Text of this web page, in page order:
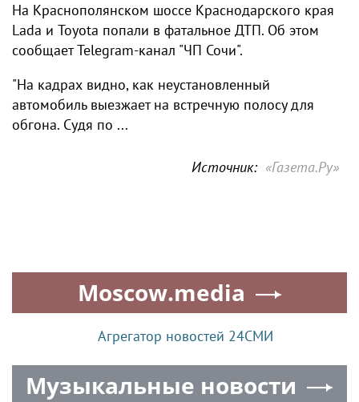
На Краснополянском шоссе Краснодарского края
Lada и Toyota попали в фатальное ДТП. Об этом
сообщает Telegram-канал "ЧП Сочи".
"На кадрах видно, как неустановленный
автомобиль выезжает на встречную полосу для
обгона. Судя по ...
Источник: «Газета.Ру»
Moscow.media
Агрегатор новостей 24СМИ
Музыкальные новости